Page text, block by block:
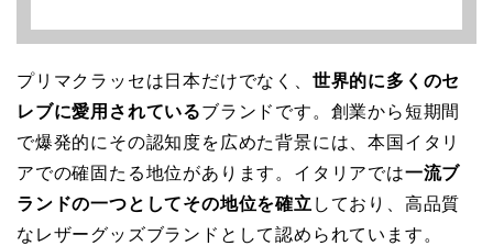
プリマクラッセは日本だけでなく、 世界的に多くのセ
レブに愛用されているブランドです。創業から短期間
で爆発的にその認知度を広めた背景には、本国イタリ
アでの確固たる地位があります。イタリアでは一流ブ
ランドの一つとしてその地位を確立 しており、高品質
なレザーグッズブランドとして認められています。